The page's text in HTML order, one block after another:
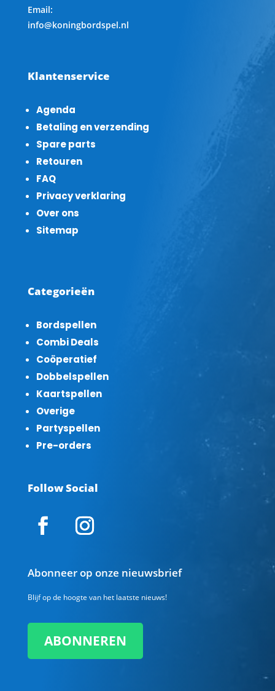
Email:
info@koningbordspel.nl
Klantenservice
Agenda
Betaling en verzending
Spare parts
Retouren
FAQ
Privacy verklaring
Over ons
Sitemap
Categorieën
Bordspellen
Combi Deals
Coöperatief
Dobbelspellen
Kaartspellen
Overige
Partyspellen
Pre-orders
Follow Social
Abonneer op onze nieuwsbrief
Blijf op de hoogte van het laatste nieuws!
ABONNEREN